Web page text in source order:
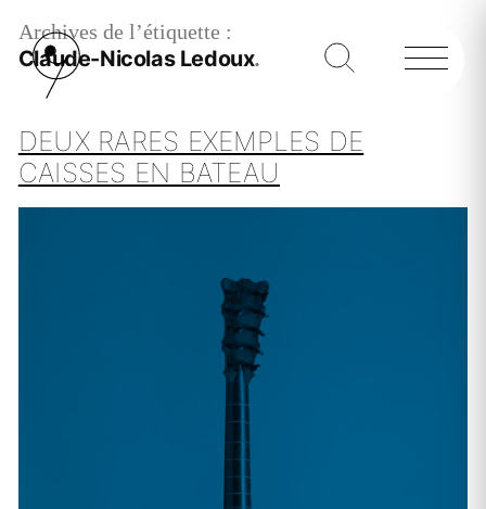
Archives de l’étiquette :
Claude-Nicolas Ledoux
DEUX RARES EXEMPLES DE
CAISSES EN BATEAU